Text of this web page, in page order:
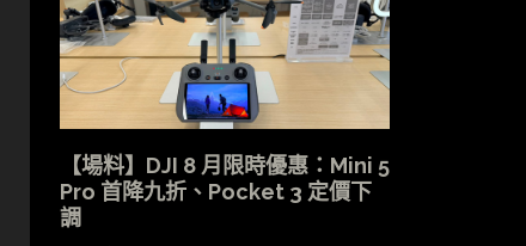
【場料】DJI 8 月限時優惠：Mini 5
Pro 首降九折、Pocket 3 定價下
調